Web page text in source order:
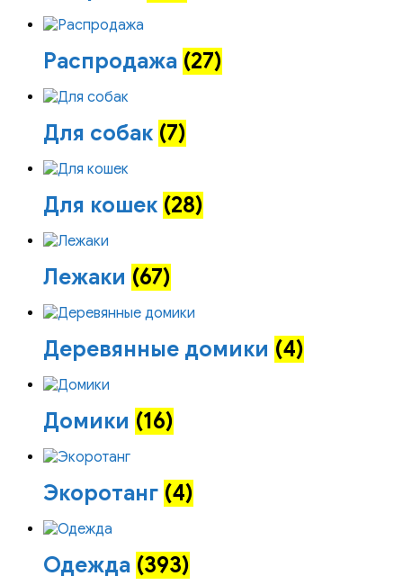
Распродажа (27)
Для собак (7)
Для кошек (28)
Лежаки (67)
Деревянные домики (4)
Домики (16)
Экоротанг (4)
Одежда (393)